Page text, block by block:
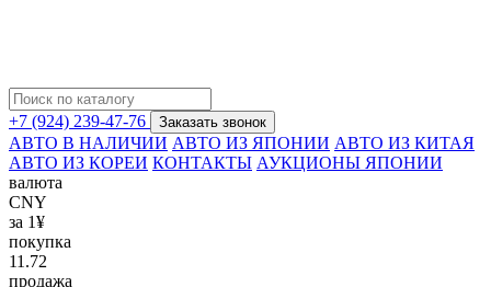
+7 (924) 239-47-76 Заказать звонок
АВТО В НАЛИЧИИ АВТО ИЗ ЯПОНИИ АВТО ИЗ КИТАЯ
АВТО ИЗ КОРЕИ КОНТАКТЫ АУКЦИОНЫ ЯПОНИИ
валюта
CNY
за 1¥
покупка
11.72
продажа